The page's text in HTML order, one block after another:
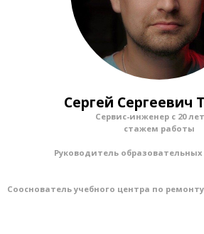
Сергей Сергеевич
Сервис-инженер с 20
стажем работы
Руководитель образовательных
Сооснователь учебного центра по